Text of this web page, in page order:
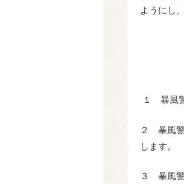
ようにし
１ 暴風
２ 暴風警
します。
３ 暴風警